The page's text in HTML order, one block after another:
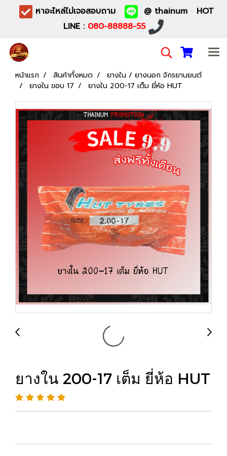
หาอะไหล่ไม่เจอสอบถาม
@ thainum HOT
LINE : 080-88888-55
หน้าแรก สินค้าทั้งหมด
ยางใน / ยางนอก จักรยานยนต์
ยางใน ขอบ 17
ยางใน 200-17 เต็ม ยี่ห้อ HUT
ยางใน 200-17 เต็ม ยี่ห้อ HUT